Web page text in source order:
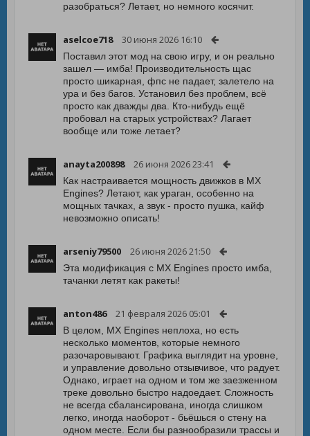
разобраться? Летает, но немного косячит.
aselcoe718 30 июня 2026 16:10
Поставил этот мод на свою игру, и он реально
зашел — имба! Производительность щас
просто шикарная, фпс не падает, залетело на
ура и без багов. Установил без проблем, всё
просто как дважды два. Кто-нибудь ещё
пробовал на старых устройствах? Лагает
вообще или тоже летает?
anayta200898 26 июня 2026 23:41
Как настраивается мощность движков в MX
Engines? Летают, как ураган, особенно на
мощных тачках, а звук - просто пушка, кайф
невозможно описать!
arseniy79500 26 июня 2026 21:50
Эта модификация с MX Engines просто имба,
тачанки летят как ракеты!
anton486 21 февраля 2026 05:01
В целом, MX Engines неплоха, но есть
несколько моментов, которые немного
разочаровывают. Графика выглядит на уровне,
и управление довольно отзывчивое, что радует.
Однако, играет на одном и том же заезженном
треке довольно быстро надоедает. Сложность
не всегда сбалансирована, иногда слишком
легко, иногда наоборот - бьёшься о стену на
одном месте. Если бы разнообразили трассы и